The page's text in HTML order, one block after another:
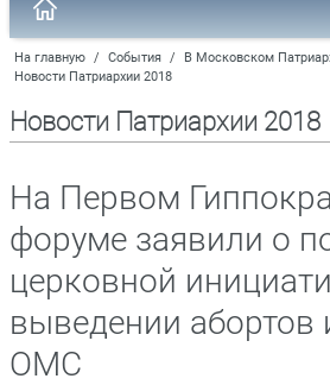
На главную / События / В Московском
Новости Патриархии 2018
Новости Патриархии 2018
На Первом
форуме заявили о
церковной
выведении абортов
ОМС